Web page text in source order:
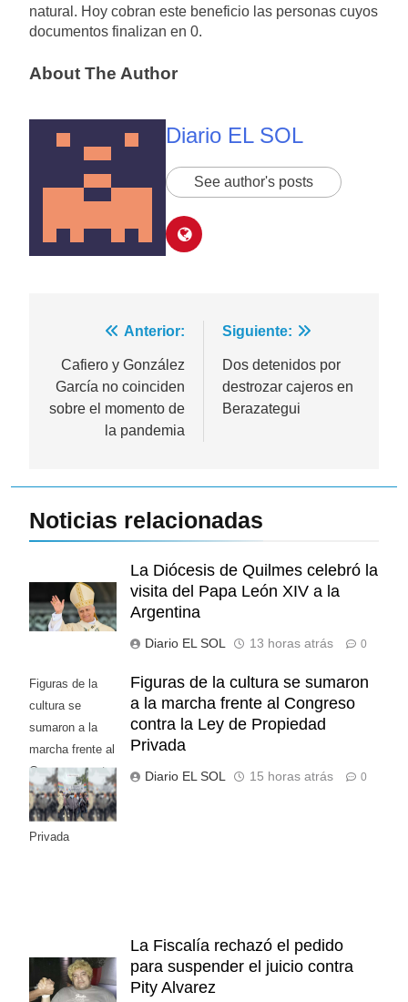
natural. Hoy cobran este beneficio las personas cuyos
documentos finalizan en 0.
About The Author
Diario EL SOL
See author's posts
Navegación
de
entradas
Anterior:
Cafiero y González
García no coinciden
sobre el momento de
la pandemia
Siguiente:
Dos detenidos por
destrozar cajeros en
Berazategui
Noticias relacionadas
La Diócesis de Quilmes celebró la
visita del Papa León XIV a la
Argentina
Diario EL SOL 13 horas atrás 0
Figuras de la
cultura se
sumaron a la
marcha frente al
Congreso contra
la Ley de
Propiedad
Privada
Figuras de la cultura se sumaron
a la marcha frente al Congreso
contra la Ley de Propiedad
Privada
Diario EL SOL 15 horas atrás 0
La Fiscalía rechazó el pedido
para suspender el juicio contra
Pity Alvarez